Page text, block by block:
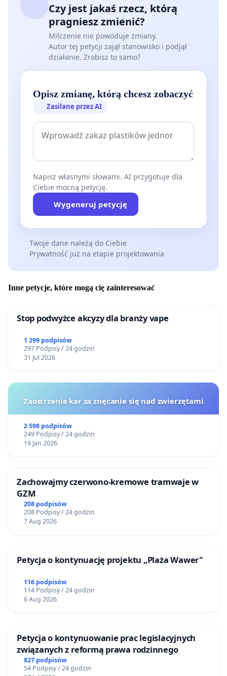
Czy jest jakaś rzecz, którą
pragniesz zmienić?
Milczenie nie powoduje zmiany.
Autor tej petycji zajął stanowisko i podjął
działanie. Zrobisz to samo?
Opisz zmianę, którą chcesz zobaczyć
Zasilane przez AI
Napisz własnymi słowami. AI przygotuje dla
Ciebie mocną petycję.
Wygeneruj petycję
Twoje dane należą do Ciebie
Prywatność już na etapie projektowania
Inne petycje, które mogą cię zainteresować
Stop podwyżce akcyzy dla branży vape
1 299 podpisów
297 Podpisy / 24 godzin
31 Jul 2026
Zaostrzenie kar za znęcanie się nad zwierzętami
2 598 podpisów
249 Podpisy / 24 godzin
19 Jan 2026
Zachowajmy czerwono-kremowe tramwaje w
GZM
208 podpisów
208 Podpisy / 24 godzin
7 Aug 2026
Petycja o kontynuację projektu „Plaża Wawer"
116 podpisów
114 Podpisy / 24 godzin
6 Aug 2026
Petycja o kontynuowanie prac legislacyjnych
związanych z reformą prawa rodzinnego
827 podpisów
54 Podpisy / 24 godzin